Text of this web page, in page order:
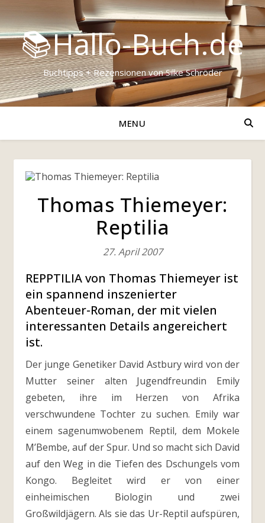
📚Hallo-Buch.de
Buchtipps + Rezensionen von Silke Schröder
MENU
Thomas Thiemeyer:
Reptilia
27. April 2007
REPPTILIA von Thomas Thiemeyer ist
ein spannend inszenierter
Abenteuer-Roman, der mit vielen
interessanten Details angereichert
ist.
Der junge Genetiker David Astbury wird von der
Mutter seiner alten Jugendfreundin Emily
gebeten, ihre im Herzen von Afrika
verschwundene Tochter zu suchen. Emily war
einem sagenumwobenem Reptil, dem Mokele
M’Bembe, auf der Spur. Und so macht sich David
auf den Weg in die Tiefen des Dschungels vom
Kongo. Begleitet wird er von einer
einheimischen Biologin und zwei
Großwildjägern. Als sie das Ur-Reptil aufspüren,